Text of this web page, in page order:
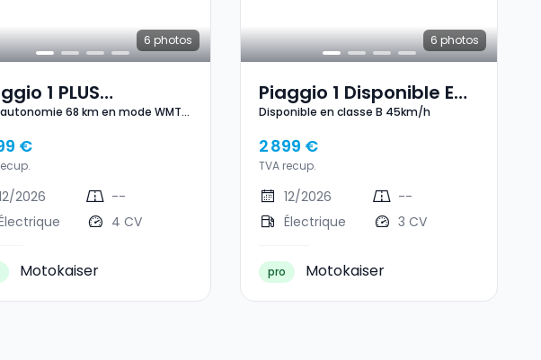
6 photos
1 PLUS
68 Km En
WMTC Et 100 Km
ECO B 45km/h
autonomie 68 km en mode WMTC
€
2026
--
4 CV
Motokaiser
6 photos
Piaggio 1 Disponible En
Classe B 45km/h
Disponible en classe B 45km/h
2 899 €
TVA recup.
12/2026
--
Électrique
3 CV
pro Motokaiser